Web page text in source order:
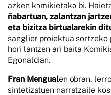
azken komikietako bi.
ñabartuan, zalantzan
eta bizitza birtualarekin
sanglier proiektua sortzeko
hori lantzen ari baita
Egonaldian.
Fran Mengualen obran,
sintetizatuen narratzaile